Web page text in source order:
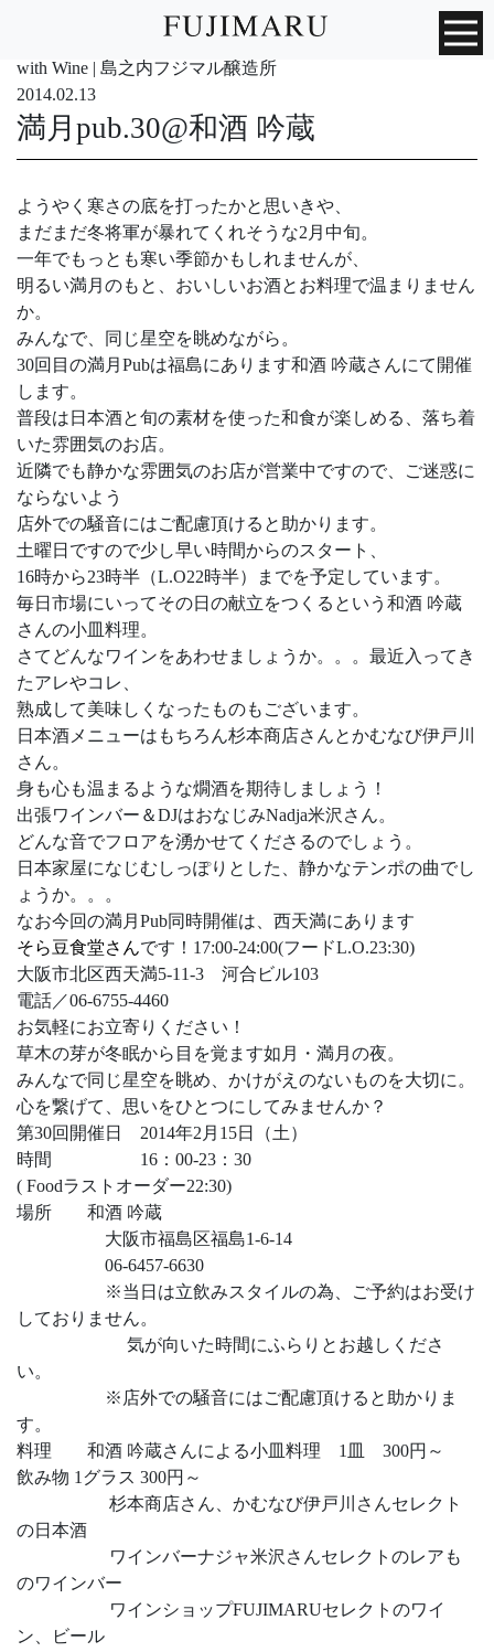
with Wine | 島之内フジマル醸造所
2014.02.13
満月pub.30@和酒 吟蔵
ようやく寒さの底を打ったかと思いきや、
まだまだ冬将軍が暴れてくれそうな2月中旬。
一年でもっとも寒い季節かもしれませんが、
明るい満月のもと、おいしいお酒とお料理で温まりません
か。
みんなで、同じ星空を眺めながら。
30回目の満月Pubは福島にあります和酒 吟蔵さんにて開催
します。
普段は日本酒と旬の素材を使った和食が楽しめる、落ち着
いた雰囲気のお店。
近隣でも静かな雰囲気のお店が営業中ですので、ご迷惑に
ならないよう
店外での騒音にはご配慮頂けると助かります。
土曜日ですので少し早い時間からのスタート、
16時から23時半（L.O22時半）までを予定しています。
毎日市場にいってその日の献立をつくるという和酒 吟蔵
さんの小皿料理。
さてどんなワインをあわせましょうか。。。最近入ってき
たアレやコレ、
熟成して美味しくなったものもございます。
日本酒メニューはもちろん杉本商店さんとかむなび伊戸川
さん。
身も心も温まるような燗酒を期待しましょう！
出張ワインバー＆DJはおなじみNadja米沢さん。
どんな音でフロアを湧かせてくださるのでしょう。
日本家屋になじむしっぽりとした、静かなテンポの曲でし
ょうか。。。
なお今回の満月Pub同時開催は、西天満にあります
そら豆食堂さんです！17:00-24:00(フードL.O.23:30)
大阪市北区西天満5-11-3 河合ビル103
電話／06-6755-4460
お気軽にお立寄りください！
草木の芽が冬眠から目を覚ます如月・満月の夜。
みんなで同じ星空を眺め、かけがえのないものを大切に。
心を繋げて、思いをひとつにしてみませんか？
第30回開催日 2014年2月15日（土）
時間 16：00-23：30
( Foodラストオーダー22:30)
場所 和酒 吟蔵
大阪市福島区福島1-6-14
06-6457-6630
※当日は立飲みスタイルの為、ご予約はお受け
しておりません。
気が向いた時間にふらりとお越しくださ
い。
※店外での騒音にはご配慮頂けると助かりま
す。
料理 和酒 吟蔵さんによる小皿料理 1皿 300円～
飲み物 1グラス 300円～
杉本商店さん、かむなび伊戸川さんセレクト
の日本酒
ワインバーナジャ米沢さんセレクトのレアも
のワインバー
ワインショップFUJIMARUセレクトのワイ
ン、ビール